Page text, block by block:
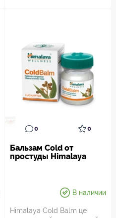
0 0
Бальзам Cold от
простуды Himalaya
В наличии
Himalaya Cold Balm це